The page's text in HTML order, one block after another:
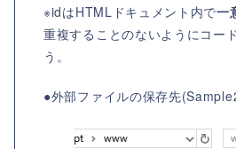
※idはHTMLドキュメント内で一
重複することのないようにコー
う。
●外部ファイルの保存先